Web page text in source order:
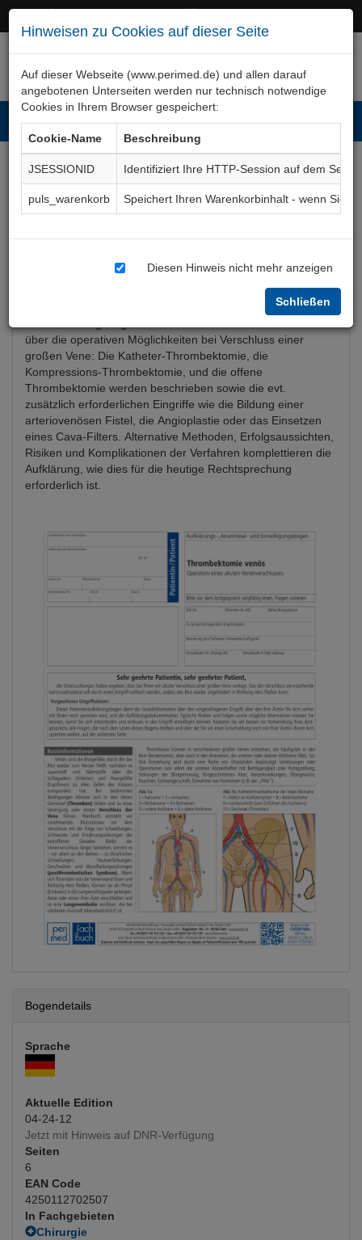
Hinweisen zu Cookies auf dieser Seite
Auf dieser Webseite (www.perimed.de) und allen darauf
angebotenen Unterseiten werden nur technisch notwendige
Cookies in Ihrem Browser gespeichert:
Cookie-Name
Beschreibung
JSESSIONID
Identifiziert Ihre HTTP-Session auf dem Server
puls_warenkorb
Speichert Ihren Warenkorbinhalt - wenn Sie
Diesen Hinweis nicht mehr anzeigen
Schließen
Thrombektomie venös
über die operativen Möglichkeiten bei Verschluss einer
großen Vene: Die Katheter-Thrombektomie, die
Kompressions-Thrombektomie, und die offene
Thrombektomie werden beschrieben sowie die evt.
zusätzlich erforderlichen Eingriffe wie die Bildung einer
arteriovenösen Fistel, die Angioplastie oder das Einsetzen
eines Cava-Filters. Alternative Methoden, Erfolgsaussichten,
Risiken und Komplikationen der Verfahren komplettieren die
Aufklärung, wie dies für die heutige Rechtsprechung
erforderlich ist.
Bogendetails
Sprache
Aktuelle Edition
04-24-12
Jetzt mit Hinweis auf DNR-Verfügung
Seiten
6
EAN Code
4250112702507
In Fachgebieten
Chirurgie